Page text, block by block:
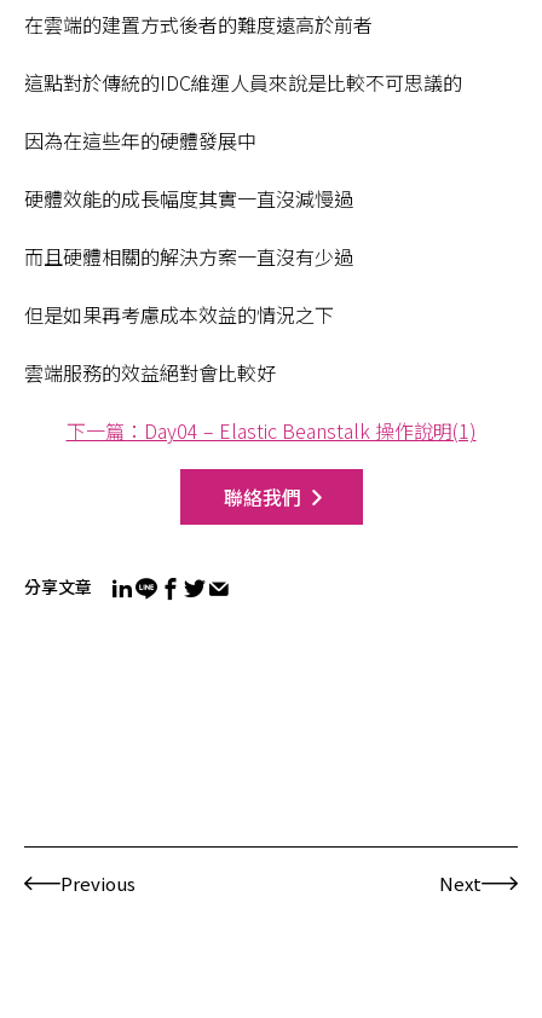
在雲端的建置方式後者的難度遠高於前者
這點對於傳統的IDC維運人員來說是比較不可思議的
因為在這些年的硬體發展中
硬體效能的成長幅度其實一直沒減慢過
而且硬體相關的解決方案一直沒有少過
但是如果再考慮成本效益的情況之下
雲端服務的效益絕對會比較好
下一篇：Day04 – Elastic Beanstalk 操作說明(1)
聯絡我們
分享文章
Previous Next